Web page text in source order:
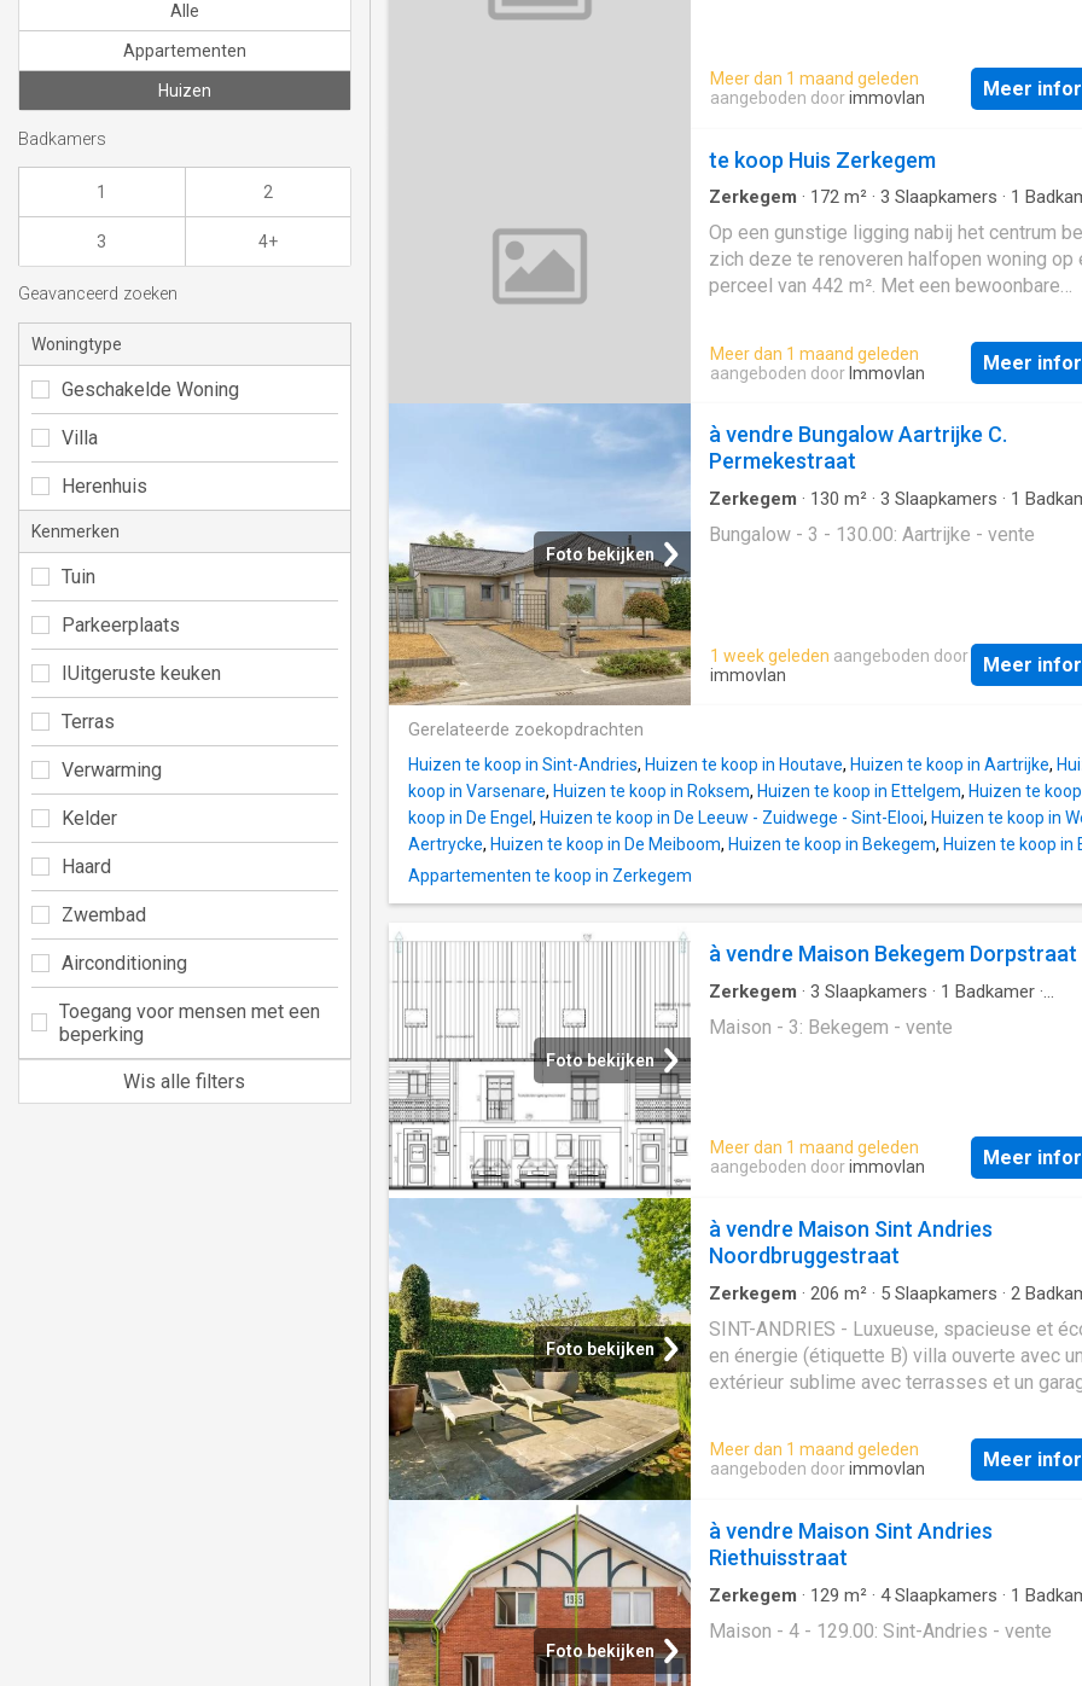
Meer dan 1 maand geleden
aangeboden doorimmovlan Meer
te koop Huis Zerkegem
Zerkegem · 172 m² · 3 Slaapkamers · 1
Op een gunstige ligging nabij het centrum
zich deze te renoveren halfopen woning op
perceel van 442 m². Met een bewoonbare
uitstekende opportuniteit voor wie op zoek
een renovatieproject.De woning beschikt
één kleinere kamer die perfect kan dienen als
bureel of kinderkamer.De zuidgerichte tuin
m² vormt een absolute troef en biedt tal van
mogelijkheden om een aangename
creëren.Dankzij de centrale ligging bevinden
investeerders.Een eigendom met karakter
mogelijkheden, klaar om naar eigen smaak
bezoek contacteer Mitch 0470 13 14 00
Meer dan 1 maand geleden
aangeboden door Immovlan Meer
Foto bekijken
à vendre Bungalow Aartrijke C.
Permekestraat
Zerkegem · 130 m² · 3 Slaapkamers · 1
Bungalow - 3 - 130.00: Aartrijke - vente
1 week geleden aangeboden door
immovlan
Meer
Gerelateerde zoekopdrachten
Huizen te koop in Sint-Andries, Huizen te koop in Houtave, Huizen te koop in Aartrijke,
koop in Varsenare, Huizen te koop in Roksem, Huizen te koop in Ettelgem, Huizen te
koop in De Engel , Huizen te koop in De Leeuw - Zuidwege - Sint-Elooi, Huizen te koop in
Aertrycke, Huizen te koop in De Meiboom, Huizen te koop in Bekegem, Huizen te koop in
Appartementen te koop in Zerkegem
Foto bekijken
à vendre Maison Bekegem Dorpstraat
Zerkegem · 3 Slaapkamers · 1 Badkamer ·
Maison - 3: Bekegem - vente
Meer dan 1 maand geleden
aangeboden doorimmovlan Meer
Foto bekijken
à vendre Maison Sint Andries
Noordbruggestraat
Zerkegem · 206 m² · 5 Slaapkamers · 2
keuken·Parkeerplaats·Haard
SINT-ANDRIES - Luxueuse, spacieuse et
en énergie (étiquette B) villa ouverte avec un
extérieur sublime avec terrasses et un
un hall d'entrée, un espace de vie avec
encastrée, une cuisine équipée, un bureau
chambre supplémentaire); débarras/
baignoire, salle de douche supplémentaire,
allée vers le garage, jardin aménagé avec
Chauffage central au gaz, double vitrage, toit
système d'alarme, panneaux solaires, sans
Meer dan 1 maand geleden
aangeboden doorimmovlan Meer
Foto bekijken
à vendre Maison Sint Andries
Riethuisstraat
Zerkegem · 129 m² · 4Slaapkamers · 1
Maison - 4 - 129.00: Sint-Andries - vente
Alle
Appartementen
Huizen
Badkamers
1 2
3 4+
Geavanceerd zoeken
Woningtype
Geschakelde Woning
Villa
Herenhuis
Kenmerken
Tuin
Parkeerplaats
IUitgeruste keuken
Terras
Verwarming
Kelder
Haard
Zwembad
Airconditioning
Toegang voor mensen met een
beperking
Wis alle filters